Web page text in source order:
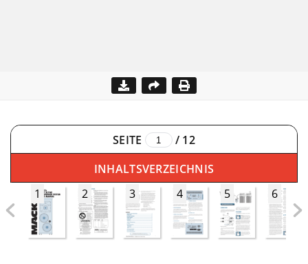
SEITE / 12
INHALTSVERZEICHNIS
1
2 3 4 5 6